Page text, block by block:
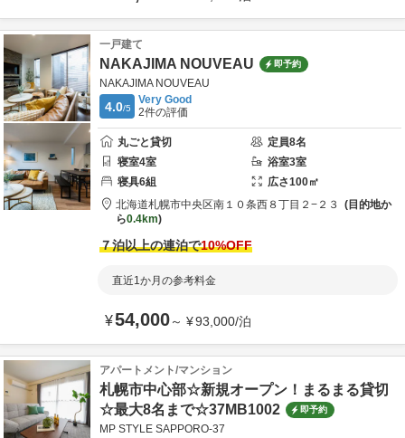
一戸建て
NAKAJIMA NOUVEAU 即予約
NAKAJIMA NOUVEAU
4.0/5
Very Good
2件の評価
丸ごと貸切 定員8名
寝室4室 浴室3室
寝具6組 広さ100㎡
北海道札幌市中央区南１０条西８丁目２−２３
目的地か
ら0.4km
７泊以上の連泊で10%OFF
直近1か月の参考料金
¥54,000～ ¥93,000/泊
アパートメント/マンション
札幌市中心部☆新規オープン！まるまる貸切
☆最大8名まで☆37MB1002
即予約
MP STYLE SAPPORO-37